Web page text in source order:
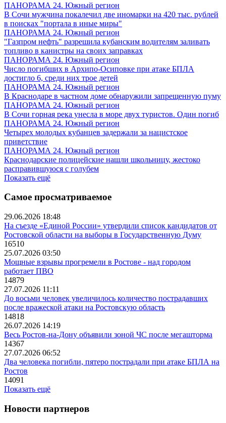
ПАНОРАМА 24. Южный регион
В Сочи мужчина покалечил две иномарки на 420 тыс. рублей
в поисках "портала в иные миры"
ПАНОРАМА 24. Южный регион
"Газпром нефть" разрешила кубанским водителям заливать
топливо в канистры на своих заправках
ПАНОРАМА 24. Южный регион
Число погибших в Архипо-Осиповке при атаке БПЛА
достигло 6, среди них трое детей
ПАНОРАМА 24. Южный регион
В Краснодаре в частном доме обнаружили запрещенную пуму
ПАНОРАМА 24. Южный регион
В Сочи горная река унесла в море двух туристов. Один погиб
ПАНОРАМА 24. Южный регион
Четырех молодых кубанцев задержали за нацистское
приветствие
ПАНОРАМА 24. Южный регион
Краснодарские полицейские нашли школьницу, жестоко
расправившуюся с голубем
Показать ещё
Самое просматриваемое
29.06.2026 18:48
На съезде «Единой России» утвердили список кандидатов от
Ростовской области на выборы в Государственную Думу
16510
25.07.2026 03:50
Мощные взрывы прогремели в Ростове - над городом
работает ПВО
14879
27.07.2026 11:11
До восьми человек увеличилось количество пострадавших
после вражеской атаки на Ростовскую область
14818
26.07.2026 14:19
Весь Ростов-на-Дону объявили зоной ЧС после мегашторма
14367
27.07.2026 06:52
Два человека погибли, пятеро пострадали при атаке БПЛА на
Ростов
14091
Показать ещё
Новости партнеров